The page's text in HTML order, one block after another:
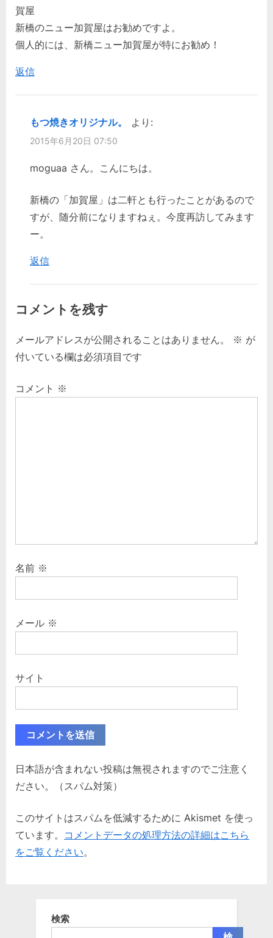
賀屋
新橋のニュー加賀屋はお勧めですよ。
個人的には、新橋ニュー加賀屋が特にお勧め！
返信
もつ焼きオリジナル。 より:
2015年6月20日 07:50
moguaa さん。こんにちは。
新橋の「加賀屋」は二軒とも行ったことがあるので
すが、随分前になりますねぇ。今度再訪してみます
ー。
返信
コメントを残す
メールアドレスが公開されることはありません。 ※ が
付いている欄は必須項目です
コメント ※
名前 ※
メール ※
サイト
日本語が含まれない投稿は無視されますのでご注意く
ださい。（スパム対策）
このサイトはスパムを低減するために Akismet を使っ
ています。 コメントデータの処理方法の詳細はこちら
をご覧ください。
検索